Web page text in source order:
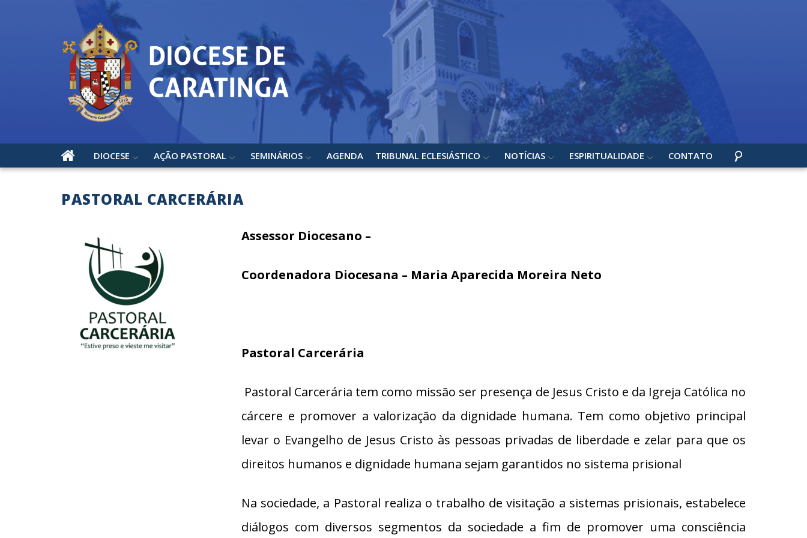
DIOCESE AÇÃO PASTORAL SEMINÁRIOS AGENDA TRIBUNAL ECLESIÁSTICO NOTÍCIAS ESPIRITUALIDADE CONTATO
PASTORAL CARCERÁRIA
Assessor Diocesano –
Coordenadora Diocesana – Maria Aparecida Moreira Neto
Pastoral Carcerária
Pastoral Carcerária tem como missão ser presença de Jesus Cristo e da Igreja Católica no
cárcere e promover a valorização da dignidade humana. Tem como objetivo principal
levar o Evangelho de Jesus Cristo às pessoas privadas de liberdade e zelar para que os
direitos humanos e dignidade humana sejam garantidos no sistema prisional
Na sociedade, a Pastoral realiza o trabalho de visitação a sistemas prisionais, estabelece
diálogos com diversos segmentos da sociedade a fim de promover uma consciência